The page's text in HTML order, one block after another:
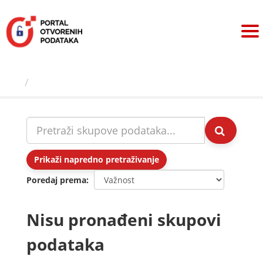
sadržaj
Prikaži napredno pretraživanje
Poredaj prema
Nisu pronađeni skupovi
podataka